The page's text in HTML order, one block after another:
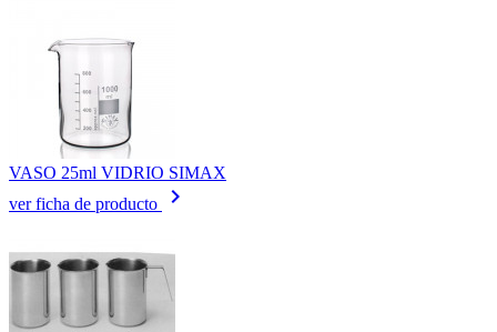
VASO 25ml VIDRIO SIMAX
ver ficha de producto
keyboard_arrow_right